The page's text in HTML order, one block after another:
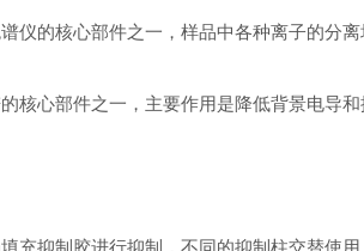
的核心部件之一，样品中各种离子的分离
心部件之一，主要作用是降低背景电导和
抑制胶进行抑制，不同的抑制柱交替使用